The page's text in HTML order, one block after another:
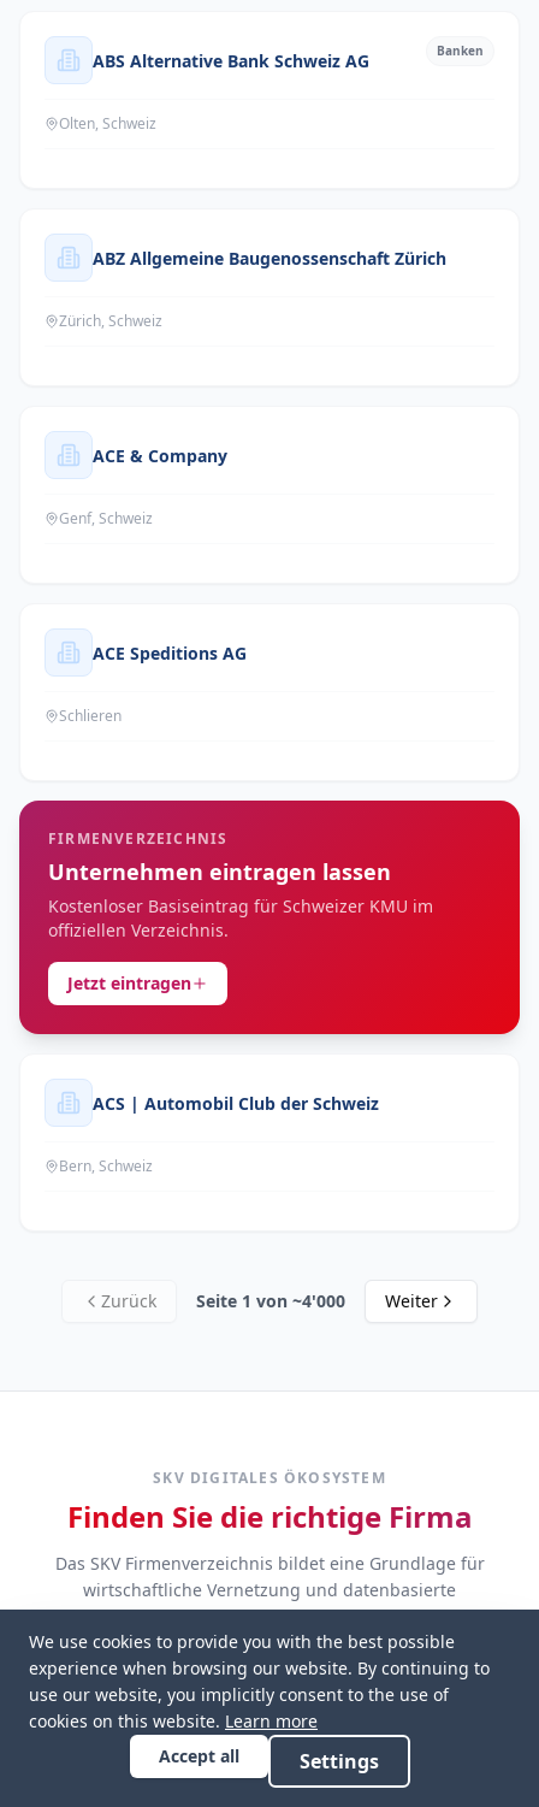
ABS Alternative Bank Schweiz AG Banken
Olten, Schweiz
ABZ Allgemeine Baugenossenschaft Zürich
Zürich, Schweiz
ACE & Company
Genf, Schweiz
ACE Speditions AG
Schlieren
FIRMENVERZEICHNIS
Unternehmen eintragen lassen
Kostenloser Basiseintrag für Schweizer KMU im
offiziellen Verzeichnis.
Jetzt eintragen
ACS | Automobil Club der Schweiz
Bern, Schweiz
Zurück Seite 1 von ~4'000 Weiter
SKV DIGITALES ÖKOSYSTEM
Finden Sie die richtige Firma
Das SKV Firmenverzeichnis bildet eine Grundlage für
wirtschaftliche Vernetzung und datenbasierte
Interessenvertretung.
We use cookies to provide you with the best possible
experience when browsing our website. By continuing to
use our website, you implicitly consent to the use of
cookies on this website. Learn more
Accept all
Settings